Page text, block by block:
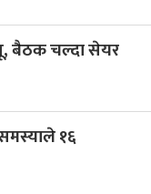
बैठक चल्दा सेयर
समस्याले १६